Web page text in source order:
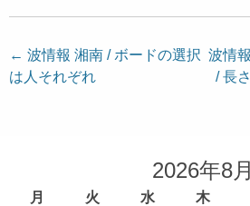
投
稿
← 波情報 湘南 / ボードの選択
は人それぞれ
波情
/ 長
2026年8月
月 火 水 木